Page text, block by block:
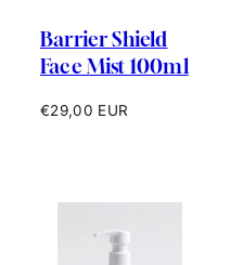
Barrier Shield
Face Mist 100ml
Prix
€29,00 EUR